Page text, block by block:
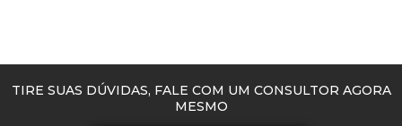
TIRE SUAS DÚVIDAS, FALE COM UM CONSULTOR AGORA
MESMO